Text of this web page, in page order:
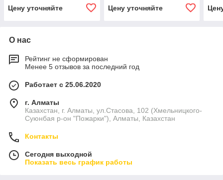
Цену уточняйте
Цену уточняйте
О нас
Рейтинг не сформирован
Менее 5 отзывов за последний год
Работает с 25.06.2020
г. Алматы
Казахстан, г. Алматы, ул.Стасова, 102 (Хмельницкого-
Суюнбая р-он "Пожарки"), Алматы, Казахстан
Контакты
Сегодня выходной
Показать весь график работы